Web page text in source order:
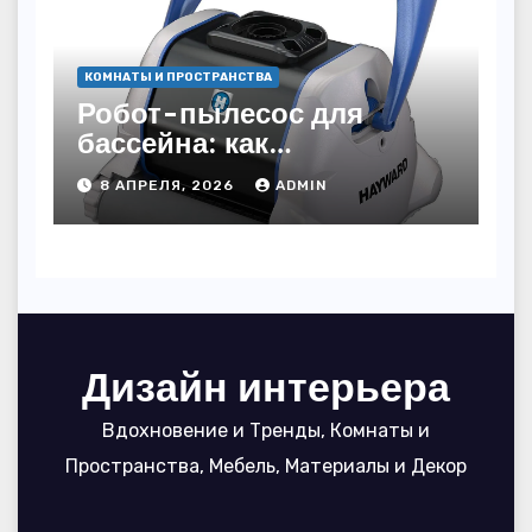
КОМНАТЫ И ПРОСТРАНСТВА
Робот-пылесос для
бассейна: как
пользоваться, чтобы
вода блестела, а
устройство служило 7
8 АПРЕЛЯ, 2026 ADMIN
Дизайн интерьера
Вдохновение и Тренды, Комнаты и
Пространства, Мебель, Материалы и Декор